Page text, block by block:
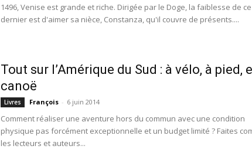
1496, Venise est grande et riche. Dirigée par le Doge, la faiblesse de ce
dernier est d'aimer sa nièce, Constanza, qu'il couvre de présents....
Tout sur l’Amérique du Sud : à vélo, à pied,
canoë
Livres François - 6 juin 2014
Comment réaliser une aventure hors du commun avec une condition
physique pas forcément exceptionnelle et un budget limité ? Faites
les lecteurs et auteurs...